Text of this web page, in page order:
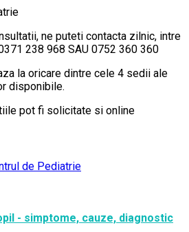
ne puteti contacta zilnic, intre
238 968 SAU 0752 360 360
la oricare dintre cele 4 sedii ale
disponibile.
pot fi solicitate si online
- simptome, cauze, diagnostic